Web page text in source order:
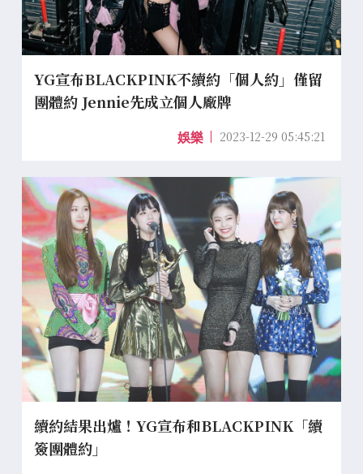
YG宣布BLACKPINK不續約「個人約」僅留
團體約 Jennie先成立個人廠牌
娛樂 2023-12-29 05:45:21
續約結果出爐！YG宣布和BLACKPINK「續
簽團體約」